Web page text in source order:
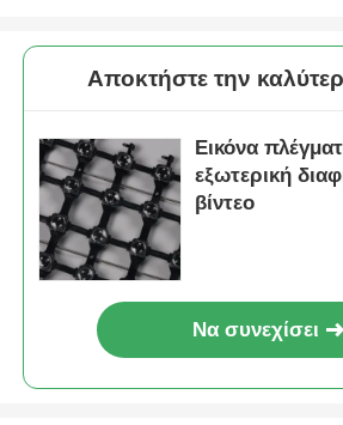
Αποκτήστε την
Εικόνα
εξωτερική
βίντεο
Να συνεχίσει